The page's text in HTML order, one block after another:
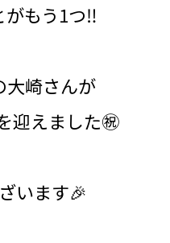
もう1つ‼️
大崎さんが
迎えました㊗️
います🎉